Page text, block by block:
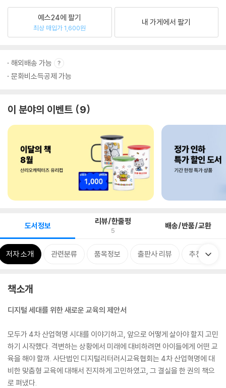
예스24에 팔기
최상 매입가 1,600원
내 가게에서 팔기
해외배송 가능
문화비소득공제 가능
이 분야의 이벤트 9
도서정보 리뷰/한줄평
5 배송/반품/교환
저자 소개 관련분류 품목정보 출판사 리뷰 추천평
책소개
디지털 세대를 위한 새로운 교육의 제안서
모두가 4차 산업혁명 시대를 이야기하고, 앞으로 어떻게 살아야 할지 고민
하기 시작했다. 격변하는 상황에서 미래에 대비하려면 아이들에게 어떤 교
육을 해야 할까. 사단법인 디지털리터러시교육협회는 4차 산업혁명에 대
비한 맞춤형 교육에 대해서 진지하게 고민하였고, 그 결실을 한 권의 책으
로 펴냈다.